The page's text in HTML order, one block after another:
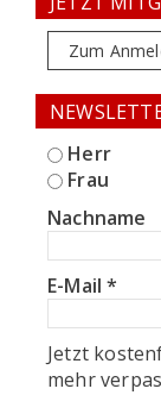
Zum
Herr
Frau
Nachname
E-Mail*
Jetzt
mehr